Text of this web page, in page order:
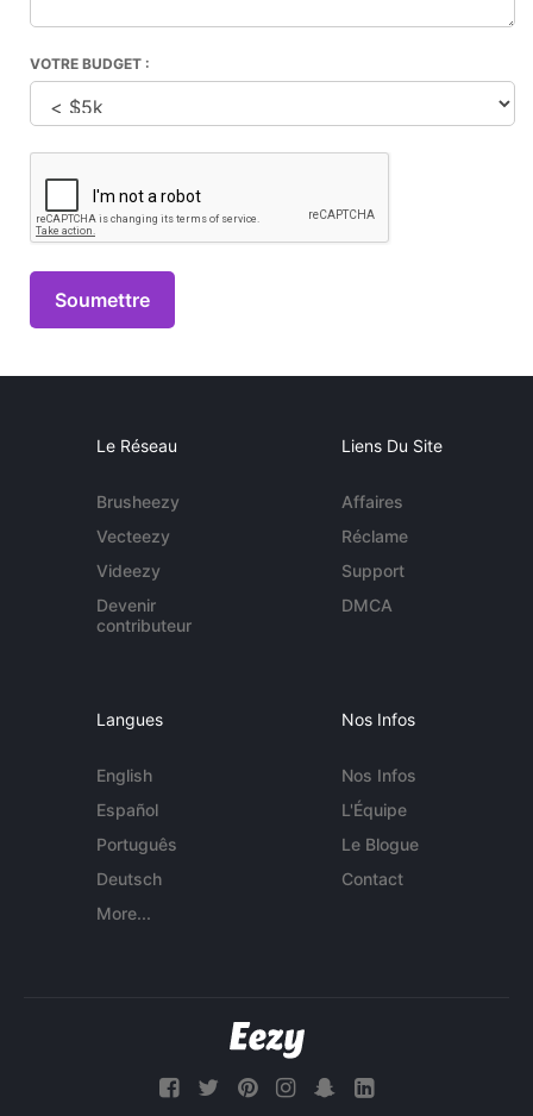
VOTRE BUDGET :
Le Réseau
Brusheezy
Vecteezy
Videezy
Devenir
contributeur
Liens Du Site
Affaires
Réclame
Support
DMCA
Langues
English
Español
Português
Deutsch
More...
Nos Infos
Nos Infos
L'Équipe
Le Blogue
Contact